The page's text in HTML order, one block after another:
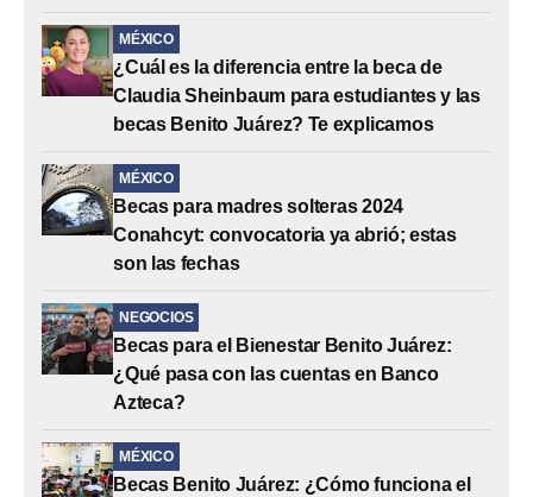
MÉXICO
¿Cuál es la diferencia entre la beca de
Claudia Sheinbaum para estudiantes y las
becas Benito Juárez? Te explicamos
MÉXICO
Becas para madres solteras 2024
Conahcyt: convocatoria ya abrió; estas
son las fechas
NEGOCIOS
Becas para el Bienestar Benito Juárez:
¿Qué pasa con las cuentas en Banco
Azteca?
MÉXICO
Becas Benito Juárez: ¿Cómo funciona el